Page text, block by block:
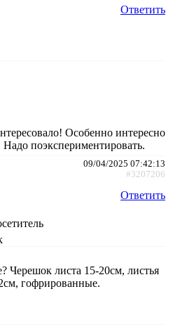
Ответить
Особенно интересно
поэкспериментировать.
09/04/2025 07:42:13
#3207206
Ответить
Черешок листа 15-20см, листья
гофрированные.